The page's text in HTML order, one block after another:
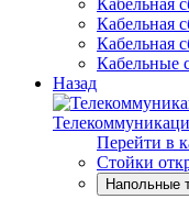
Кабельная
Кабельная
Кабельная
Кабельные
Назад
Перейти в
Стойки
Напольные